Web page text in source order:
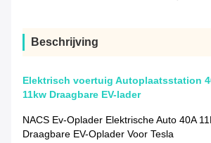
Beschrijving
Elektrisch voertuig Autoplaatsstation
11kw Draagbare EV-lader
NACS Ev-Oplader Elektrische Auto 40A
Draagbare EV-Oplader Voor Tesla